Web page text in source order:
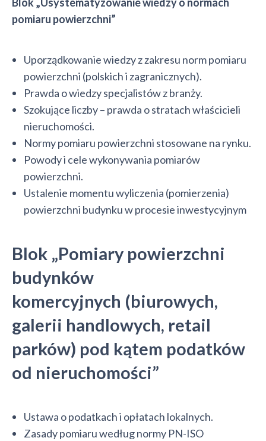
pomiaru powierzchni”
Uporządkowanie wiedzy z zakresu norm pomiaru
powierzchni (polskich i zagranicznych).
Prawda o wiedzy specjalistów z branży.
Szokujące liczby – prawda o stratach właścicieli
nieruchomości.
Normy pomiaru powierzchni stosowane na rynku.
Powody i cele wykonywania pomiarów
powierzchni.
Ustalenie momentu wyliczenia (pomierzenia)
powierzchni budynku w procesie inwestycyjnym
Blok „Pomiary powierzchni
budynków
komercyjnych (biurowych,
galerii handlowych, retail
parków) pod kątem podatków
od nieruchomości”
Ustawa o podatkach i opłatach lokalnych.
Zasady pomiaru według normy PN-ISO